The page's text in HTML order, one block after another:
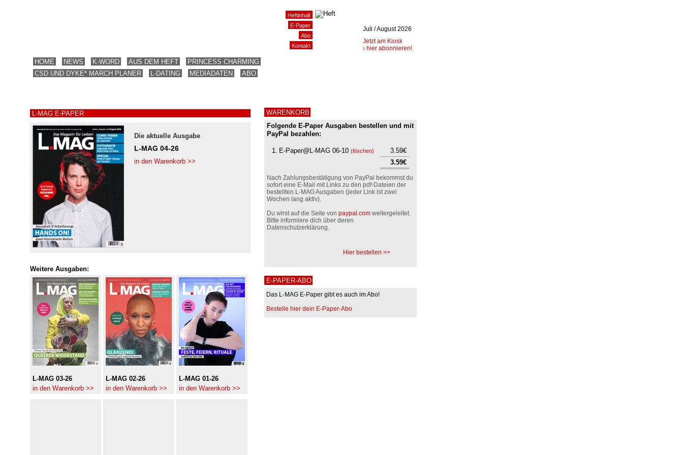
HOME NEWS K-WORD AUS DEM HEFT
PRINCESS CHARMING
CSD UND DYKE* MARCH PLANER
L-DATING MEDIADATEN ABO
L-MAG E-PAPER
Die aktuelle Ausgabe
L-MAG 04-26
in den Warenkorb >>
Weitere Ausgaben:
L-MAG 03-26
in den Warenkorb >>
L-MAG 02-26
in den Warenkorb >>
L-MAG 01-26
in den Warenkorb >>
WARENKORB
Folgende E-Paper Ausgaben bestellen und mit
PayPal bezahlen:
1. E-Paper@L-MAG 06-10 (löschen)
3.59€
3.59€
Nach Zahlungsbestätigung von PayPal bekommst du
sofort eine E-Mail mit Links zu den pdf-Dateien der
bestellten L-MAG Ausgaben (jeder Link ist zwei
Wochen lang aktiv).
Du wirst auf die Seite von paypal.com weitergeleitet.
Bitte informiere dich über deren
Datenschutzerklärung.
Hier bestellen >>
E-PAPER-ABO
Das L-MAG E-Paper gibt es auch im Abo!
Bestelle hier dein E-Paper-Abo
Heftinhalt
E-Paper
Abo
Kontakt
Juli / August 2026
Jetzt am Kiosk
› hier abonnieren!